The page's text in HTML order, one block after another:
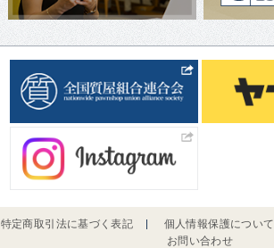
特定商取引法に基づく表記 個人情報保護について
お問い合わせ